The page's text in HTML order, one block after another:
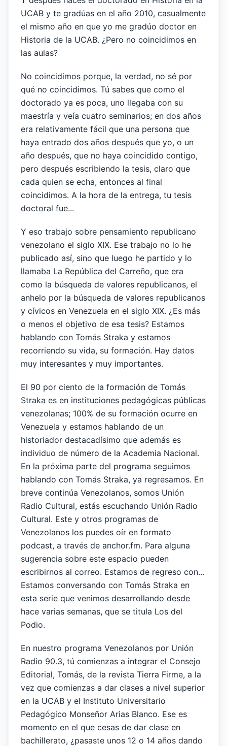
UCAB y te gradúas en el año 2010, casualmente
el mismo año en que yo me gradúo doctor en
Historia de la UCAB. ¿Pero no coincidimos en
las aulas?
No coincidimos porque, la verdad, no sé por
qué no coincidimos. Tú sabes que como el
doctorado ya es poca, uno llegaba con su
maestría y veía cuatro seminarios; en dos años
era relativamente fácil que una persona que
haya entrado dos años después que yo, o un
año después, que no haya coincidido contigo,
pero después escribiendo la tesis, claro que
cada quien se echa, entonces al final
coincidimos. A la hora de la entrega, tu tesis
doctoral fue...
Y eso trabajo sobre pensamiento republicano
venezolano el siglo XIX. Ese trabajo no lo he
publicado así, sino que luego he partido y lo
llamaba La República del Carreño, que era
como la búsqueda de valores republicanos, el
anhelo por la búsqueda de valores republicanos
y cívicos en Venezuela en el siglo XIX. ¿Es más
o menos el objetivo de esa tesis? Estamos
hablando con Tomás Straka y estamos
recorriendo su vida, su formación. Hay datos
muy interesantes y muy importantes.
El 90 por ciento de la formación de Tomás
Straka es en instituciones pedagógicas públicas
venezolanas; 100% de su formación ocurre en
Venezuela y estamos hablando de un
historiador destacadísimo que además es
individuo de número de la Academia Nacional.
En la próxima parte del programa seguimos
hablando con Tomás Straka, ya regresamos. En
breve continúa Venezolanos, somos Unión
Radio Cultural, estás escuchando Unión Radio
Cultural. Este y otros programas de
Venezolanos los puedes oír en formato
podcast, a través de anchor.fm. Para alguna
sugerencia sobre este espacio pueden
escribirnos al correo. Estamos de regreso con...
Estamos conversando con Tomás Straka en
esta serie que venimos desarrollando desde
hace varias semanas, que se titula Los del
Podio.
En nuestro programa Venezolanos por Unión
Radio 90.3, tú comienzas a integrar el Consejo
Editorial, Tomás, de la revista Tierra Firme, a la
vez que comienzas a dar clases a nivel superior
en la UCAB y el Instituto Universitario
Pedagógico Monseñor Arias Blanco. Ese es
momento en el que cesas de dar clase en
bachillerato, ¿pasaste unos 12 o 14 años dando